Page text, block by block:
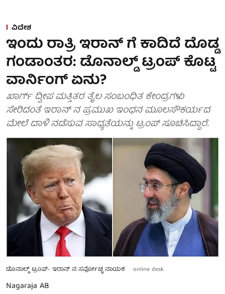
ವಿದೇಶ
ಇಂದು ರಾತ್ರಿ ಇರಾನ್ ಗೆ ಕಾದಿದೆ ದೊಡ್ಡ
ಗಂಡಾಂತರ: ಡೊನಾಲ್ಡ್ ಟ್ರಂಪ್ ಕೊಟ್ಟ
ವಾರ್ನಿಂಗ್ ಏನು?
ಖಾರ್ಗ್ ದ್ವೀಪ ಮತ್ತಿತರ ತೈಲ ಸಂಬಂಧಿತ ಕೇಂದ್ರಗಳು
ಸೇರಿದಂತೆ ಇರಾನ್ ನ ಪ್ರಮುಖ ಇಂಧನ ಮೂಲಸೌಕರ್ಯದ
ಮೇಲೆ ದಾಳಿ ನಡೆಸುವ ಸಾಧ್ಯತೆಯನ್ನು ಟ್ರಂಪ್ ಸೂಚಿಸಿದ್ದಾರೆ.
ಡೊನಾಲ್ಡ್ ಟ್ರಂಪ್- ಇರಾನ್ ನ ಸರ್ವೋಚ್ಛ ನಾಯಕ online desk
Nagaraja AB